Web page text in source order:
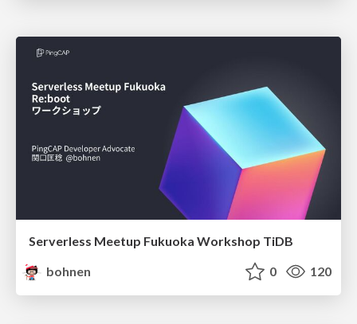
Serverless Meetup Fukuoka Workshop TiDB
bohnen
0 120